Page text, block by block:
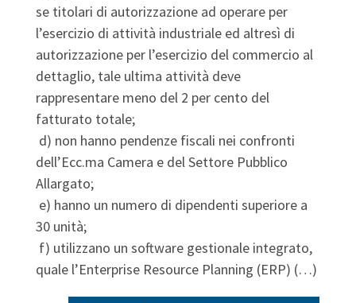
se titolari di autorizzazione ad operare per
l’esercizio di attività industriale ed altresì di
autorizzazione per l’esercizio del commercio al
dettaglio, tale ultima attività deve
rappresentare meno del 2 per cento del
fatturato totale;
d) non hanno pendenze fiscali nei confronti
dell’Ecc.ma Camera e del Settore Pubblico
Allargato;
e) hanno un numero di dipendenti superiore a
30 unità;
f) utilizzano un software gestionale integrato,
quale l’Enterprise Resource Planning (ERP) (…)